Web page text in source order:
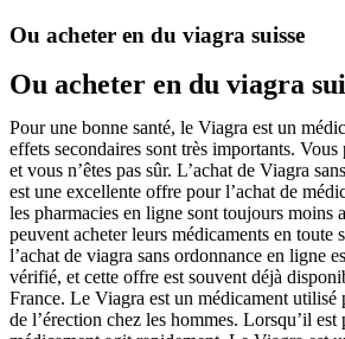
Ou acheter en du viagra suisse
Ou acheter en du viagra
Pour une bonne santé, le Viagra est un
effets secondaires sont très importants.
et vous n’êtes pas sûr. L’achat de Viagra
est une excellente offre pour l’achat de
les pharmacies en ligne sont toujours moins
peuvent acheter leurs médicaments en toute
l’achat de viagra sans ordonnance en ligne
vérifié, et cette offre est souvent déjà
France. Le Viagra est un médicament utilisé
de l’érection chez les hommes. Lorsqu’il